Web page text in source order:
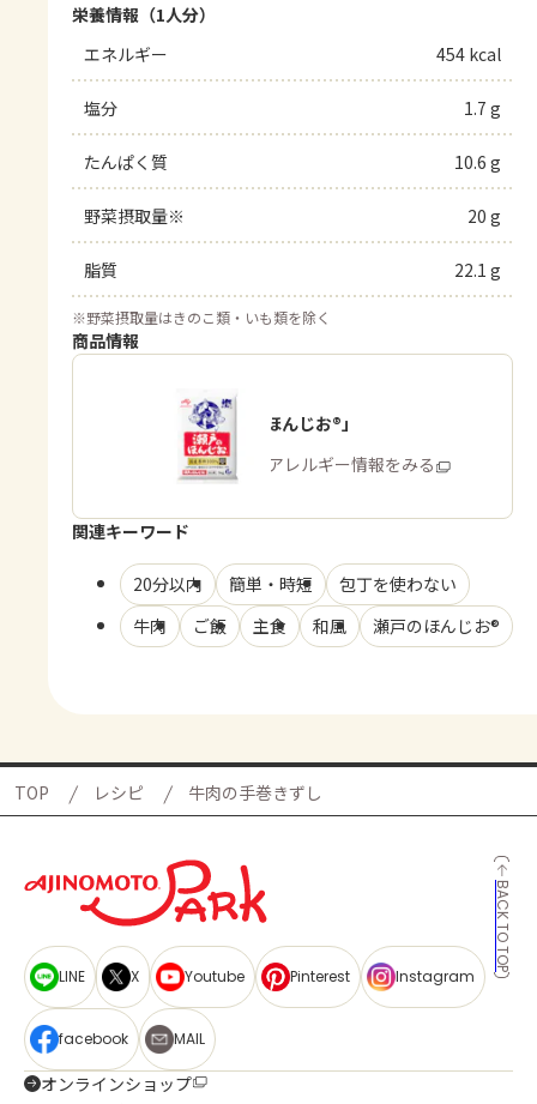
栄養情報（1人分）
エネルギー
454 kcal
塩分 1.7 g
たんぱく質 10.6 g
野菜摂取量※ 20 g
脂質 22.1 g
※野菜摂取量はきのこ類・いも類を除く
商品情報
「瀬戸のほんじお®」
商品・アレルギー情報をみる
関連キーワード
20分以内 簡単・時短
包丁を使わない
牛肉
ご飯 主食 和風 瀬戸のほんじお®
TOP レシピ 牛肉の手巻きずし
BACK TO TOP
LINE X Youtube Pinterest Instagram
facebook MAIL
オンラインショップ